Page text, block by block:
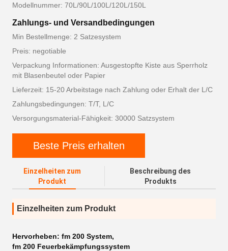
Modellnummer: 70L/90L/100L/120L/150L
Zahlungs- und Versandbedingungen
Min Bestellmenge: 2 Satzesystem
Preis: negotiable
Verpackung Informationen: Ausgestopfte Kiste aus Sperrholz
mit Blasenbeutel oder Papier
Lieferzeit: 15-20 Arbeitstage nach Zahlung oder Erhalt der L/C
Zahlungsbedingungen: T/T, L/C
Versorgungsmaterial-Fähigkeit: 30000 Satzsystem
Beste Preis erhalten
Einzelheiten zum
Produkt
Beschreibung des
Produkts
Einzelheiten zum Produkt
Hervorheben: fm 200 System,
fm 200 Feuerbekämpfungssystem